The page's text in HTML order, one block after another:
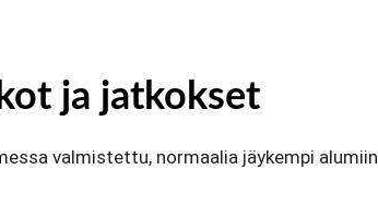
ja jatkokset
valmistettu, normaalia jäykempi